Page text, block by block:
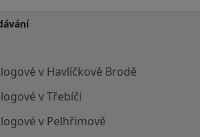
v Havlíčkově Brodě
v Třebíči
v Pelhřimově